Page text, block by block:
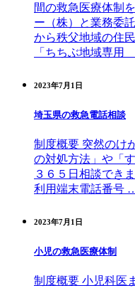
間の救急医療体制
ー（株）と業務委
から秩父地域の住
「ちちぶ地域専
2023年7月1日
埼玉県の救急電話相談
制度概要 突然のけ
の対処方法」や「
３６５日相談でき
利用端末電話番号
2023年7月1日
小児の救急医療体制
制度概要 小児科医